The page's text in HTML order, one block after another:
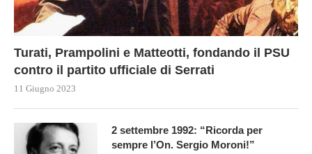
Turati, Prampolini e Matteotti, fondando il PSU
contro il partito ufficiale di Serrati
11 Giugno 2023
2 settembre 1992: “Ricorda per
sempre l’On. Sergio Moroni!”